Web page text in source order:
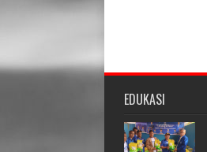
EDUKASI